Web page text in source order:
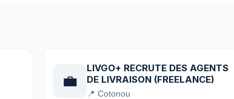
💼
LIVGO+ RECRUTE DES AGENTS
DE LIVRAISON (FREELANCE)
📍 Cotonou